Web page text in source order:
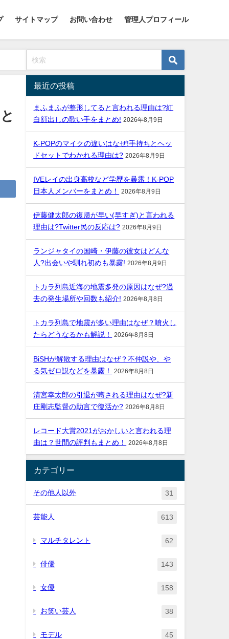
サイトマップ お問い合わせ 管理人プロフィール
最近の投稿
まふまふが整形してると言われる理由は?紅
白顔出しの歌い手をまとめ! 2026年8月9日
K-POPのマイクの違いはなぜ!手持ちとヘッ
ドセットでわかれる理由は? 2026年8月9日
IVEレイの出身高校など学歴を暴露！K-POP
日本人メンバーをまとめ！
2026年8月9日
伊藤健太郎の復帰が早い(早すぎ)と言われる
理由は?Twitter民の反応は? 2026年8月9日
ランジャタイの国崎・伊藤の彼女はどんな
人?出会いや馴れ初めも暴露! 2026年8月9日
トカラ列島近海の地震多発の原因はなぜ?過
去の発生場所や回数も紹介! 2026年8月8日
トカラ列島で地震が多い理由はなぜ？噴火し
たらどうなるかも解説！
2026年8月8日
BiSHが解散する理由はなぜ？不仲説や、や
る気ゼロ説などを暴露！
2026年8月8日
清宮幸太郎の引退が噂される理由はなぜ?新
庄剛志監督の助言で復活か? 2026年8月8日
レコード大賞2021がおかしいと言われる理
由は？世間の評判もまとめ！
2026年8月8日
カテゴリー
その他人以外 31
芸能人 613
マルチタレント 62
俳優 143
女優 158
お笑い芸人 38
モデル 45